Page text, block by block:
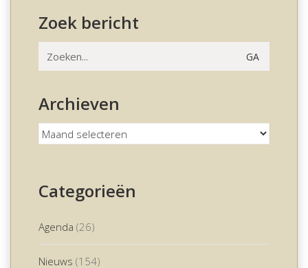
Zoek bericht
naar:
Archieven
Archieven
Categorieën
Agenda (26)
Nieuws (154)